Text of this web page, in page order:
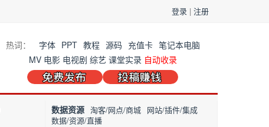
登录 | 注册
热词： 字体 PPT 教程 源码 充值卡 笔记本电脑
MV 电影 电视剧 综艺 课堂实录 自动收录
数据资源 淘客/网点/商城
网站/插件/集成
数据/资源/直播